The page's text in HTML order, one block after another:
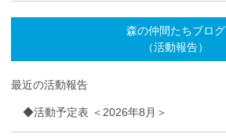
森の仲間たちブログ
（活動報告）
最近の活動報告
◆活動予定表 ＜2026年8月＞